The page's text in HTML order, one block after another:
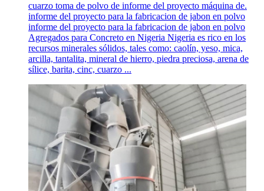
cuarzo toma de polvo de informe del proyecto máquina de.
informe del proyecto para la fabricacion de jabon en polvo
informe del proyecto para la fabricacion de jabon en polvo
Agregados para Concreto en Nigeria Nigeria es rico en los
recursos minerales sólidos, tales como: caolín, yeso, mica,
arcilla, tantalita, mineral de hierro, piedra preciosa, arena de
sílice, barita, cinc, cuarzo ...